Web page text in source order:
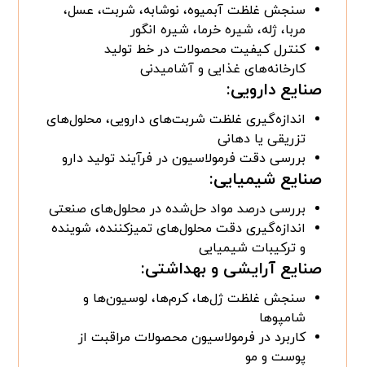
سنجش غلظت آبمیوه، نوشابه، شربت، عسل،
مربا، ژله، شیره خرما، شیره انگور
کنترل کیفیت محصولات در خط تولید
کارخانه‌های غذایی و آشامیدنی
صنایع دارویی:
اندازه‌گیری غلظت شربت‌های دارویی، محلول‌های
تزریقی یا دهانی
بررسی دقت فرمولاسیون در فرآیند تولید دارو
صنایع شیمیایی:
بررسی درصد مواد حل‌شده در محلول‌های صنعتی
اندازه‌گیری دقت محلول‌های تمیزکننده، شوینده
و ترکیبات شیمیایی
صنایع آرایشی و بهداشتی:
سنجش غلظت ژل‌ها، کرم‌ها، لوسیون‌ها و
شامپوها
کاربرد در فرمولاسیون محصولات مراقبت از
پوست و مو